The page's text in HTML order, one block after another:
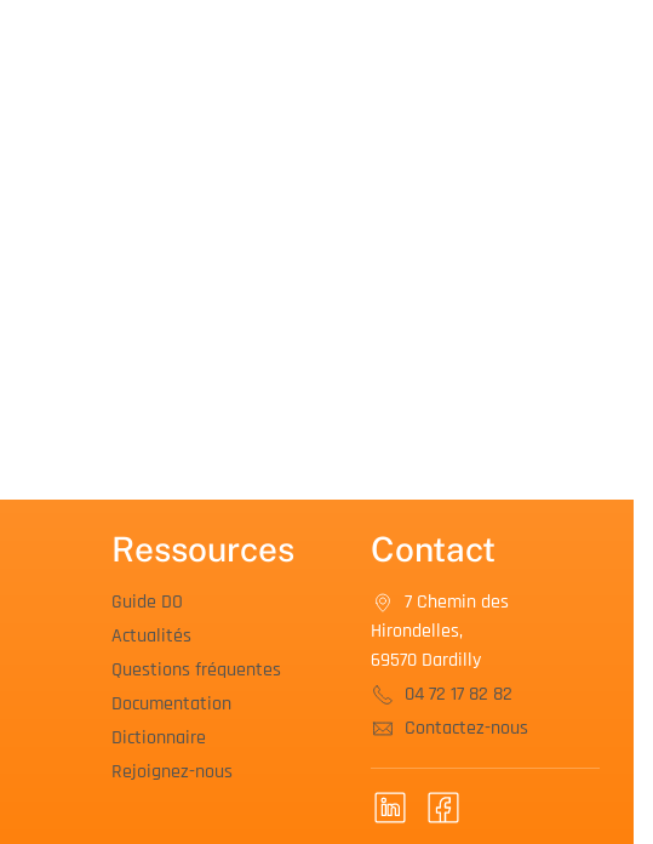
Ressources
Guide DO
Actualités
Questions fréquentes
Documentation
Dictionnaire
Rejoignez-nous
Contact
7 Chemin des
Hirondelles,
69570 Dardilly
04 72 17 82 82
Contactez-nous